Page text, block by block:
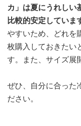
カ」は夏にうれしい
比較的安定していま
やすいため、どれを
枚購入しておきたい
す。また、サイズ展
ぜひ、自分に合った
ださい。